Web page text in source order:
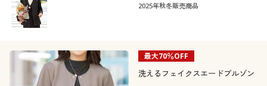
2025年秋冬販売商品
最大70％OFF
洗えるフェイクスエードブルゾン